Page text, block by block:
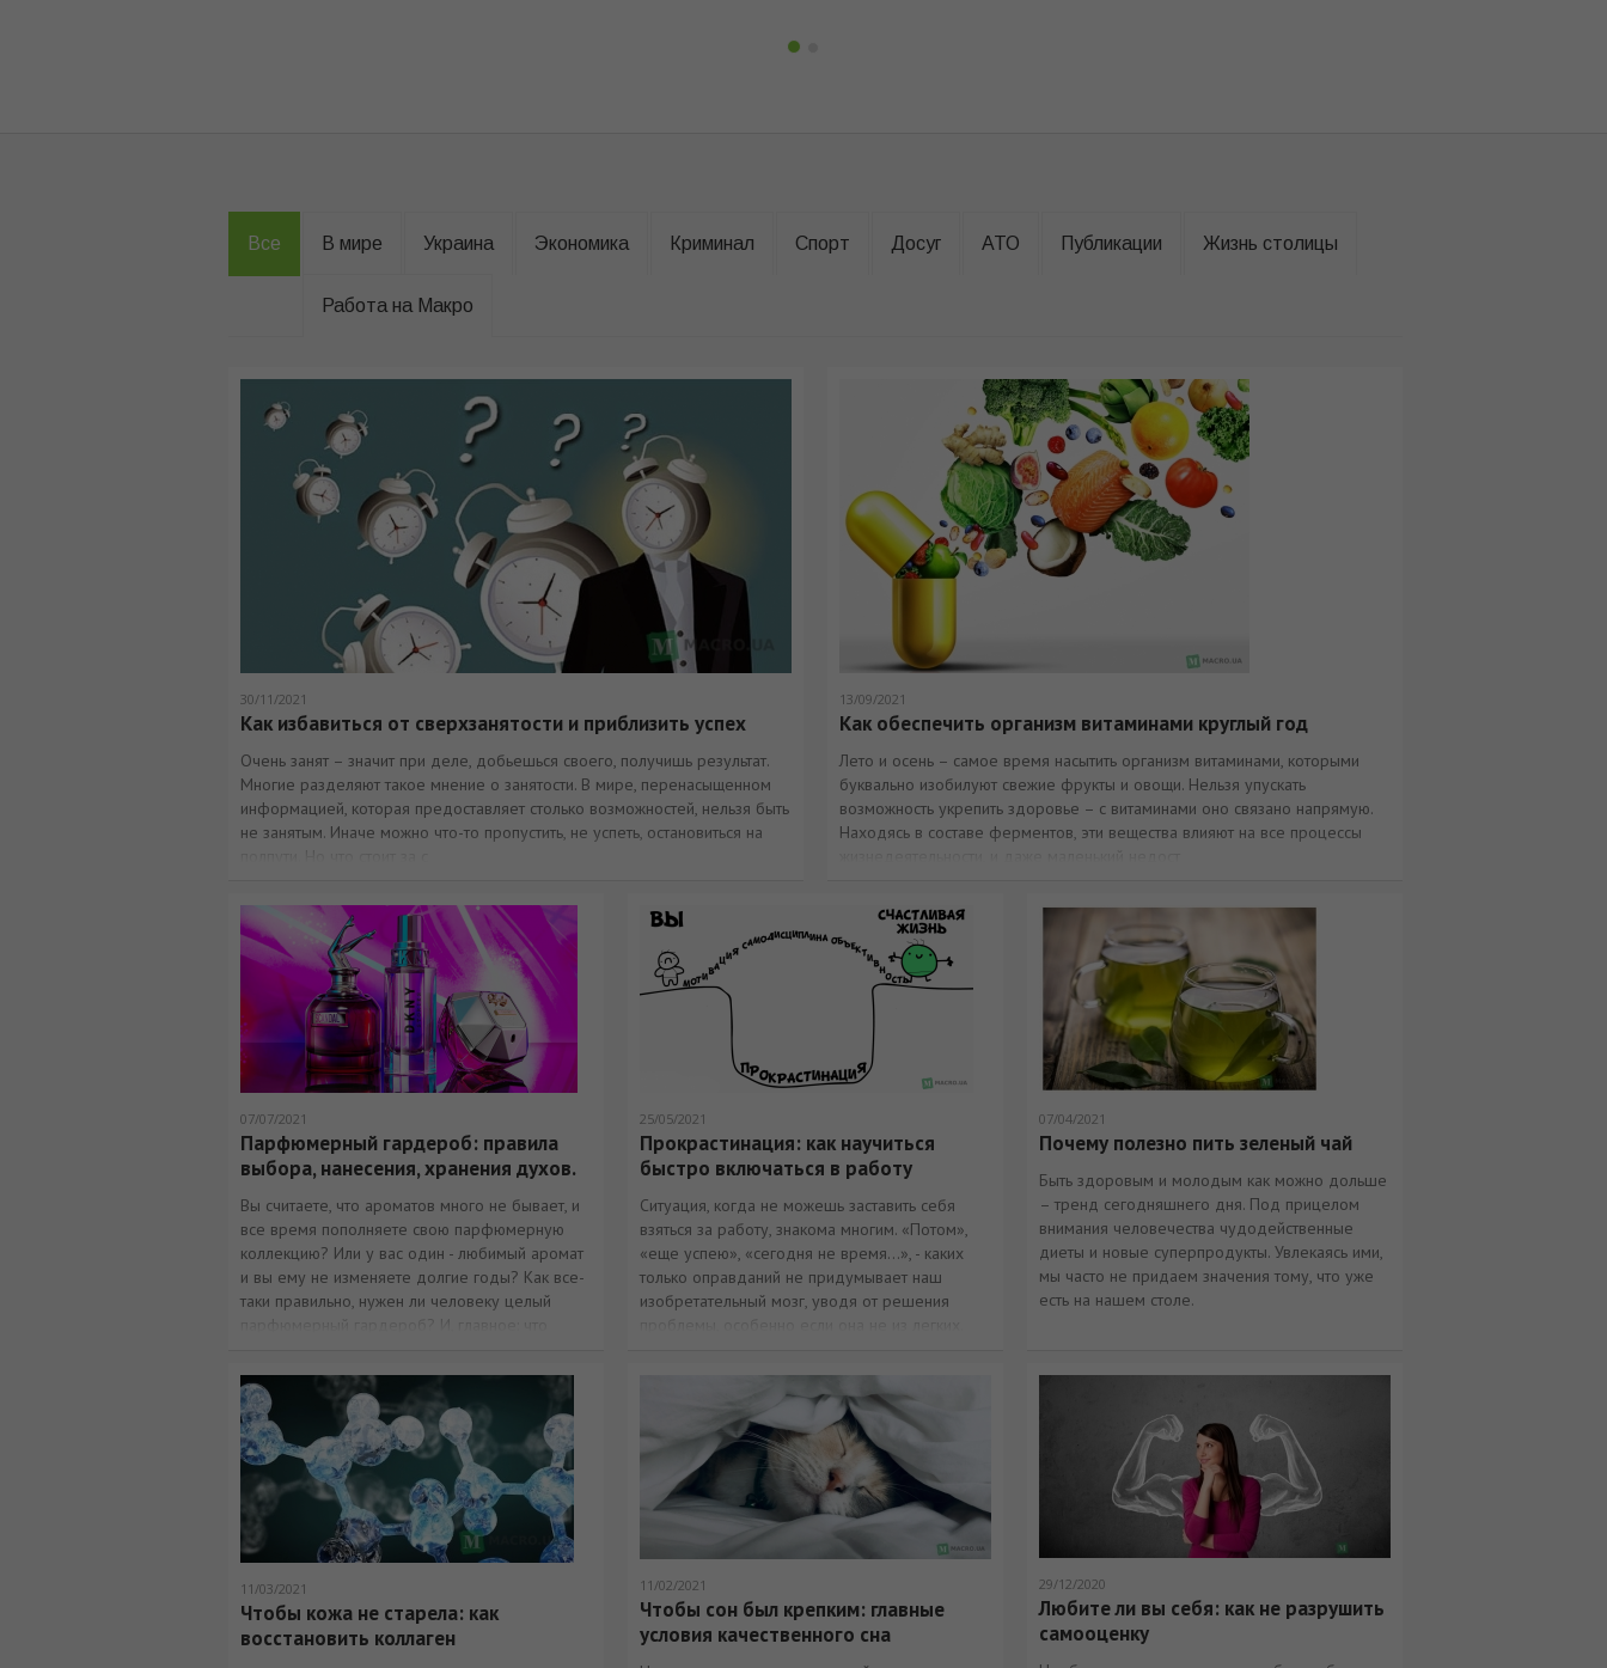
Все В мире Украина Экономика Криминал Спорт Досуг АТО Публикации Жизнь столицы
Работа на Макро
30/11/2021
Как избавиться от сверхзанятости и приблизить успех
Очень занят – значит при деле, добьешься своего, получишь результат.
Многие разделяют такое мнение о занятости. В мире, перенасыщенном
информацией, которая предоставляет столько возможностей, нельзя быть
не занятым. Иначе можно что-то пропустить, не успеть, остановиться на
13/09/2021
Как обеспечить организм витаминами круглый год
Лето и осень – самое время насытить организм витаминами, которыми
буквально изобилуют свежие фрукты и овощи. Нельзя упускать
возможность укрепить здоровье – с витаминами оно связано напрямую.
Находясь в составе ферментов, эти вещества влияют на все процессы
07/07/2021
Парфюмерный гардероб: правила
выбора, нанесения, хранения духов.
Вы считаете, что ароматов много не бывает, и
все время пополняете свою парфюмерную
коллекцию? Или у вас один - любимый аромат
и вы ему не изменяете долгие годы? Как все-
таки правильно, нужен ли человеку целый
парфюмерный гардероб? И, главное: что
радовал вас
25/05/2021
Прокрастинация: как научиться
быстро включаться в работу
Ситуация, когда не можешь заставить себя
взяться за работу, знакома многим. «Потом»,
«еще успею», «сегодня не время…», - каких
только оправданий не придумывает наш
изобретательный мозг, уводя от решения
07/04/2021
Почему полезно пить зеленый чай
Быть здоровым и молодым как можно дольше
– тренд сегодняшнего дня. Под прицелом
внимания человечества чудодейственные
диеты и новые суперпродукты. Увлекаясь ими,
мы часто не придаем значения тому, что уже
есть на нашем столе.
11/03/2021
Чтобы кожа не старела: как
восстановить коллаген
11/02/2021
Чтобы сон был крепким: главные
условия качественного сна
29/12/2020
Любите ли вы себя: как не разрушить
самооценку